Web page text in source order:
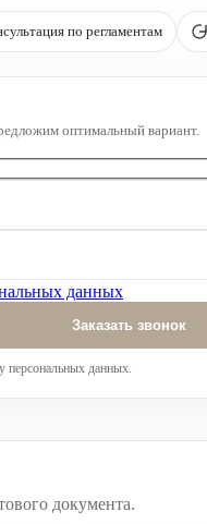
по регламентам
оптимальный вариант.
данных
персональных данных.
документа.